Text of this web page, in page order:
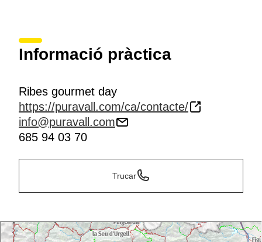
Informació pràctica
Ribes gourmet day
https://puravall.com/ca/contacte/
info@puravall.com
685 94 03 70
Trucar